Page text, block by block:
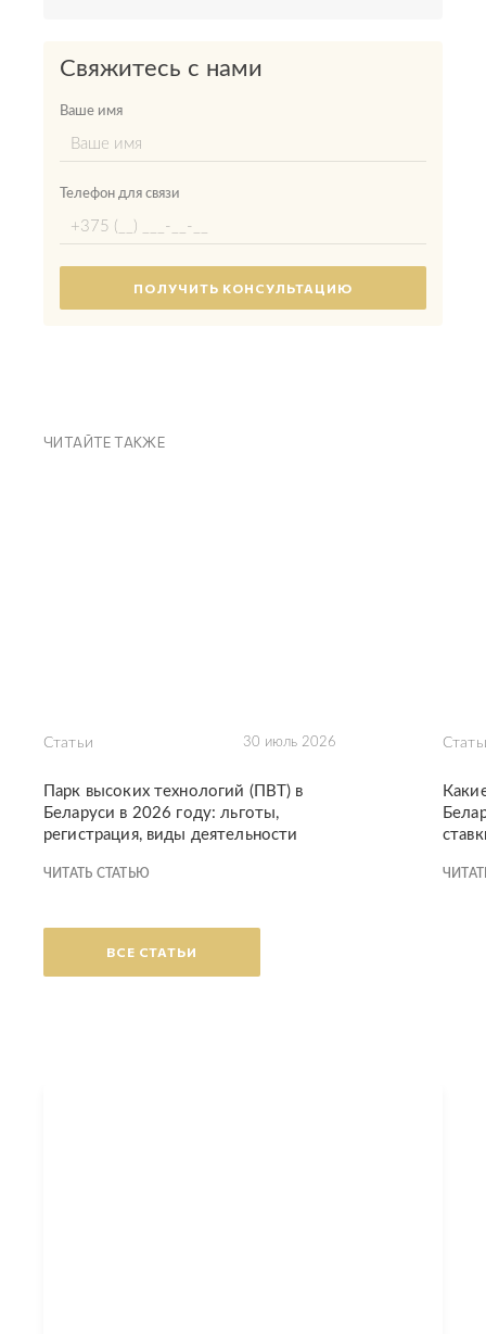
Свяжитесь с нами
Ваше имя
Телефон для связи
ЧИТАЙТЕ ТАКЖЕ
Статьи 30 июль 2026
Парк высоких технологий (ПВТ) в
Беларуси в 2026 году: льготы,
регистрация, виды деятельности
ЧИТАТЬ СТАТЬЮ
ВСЕ СТАТЬИ